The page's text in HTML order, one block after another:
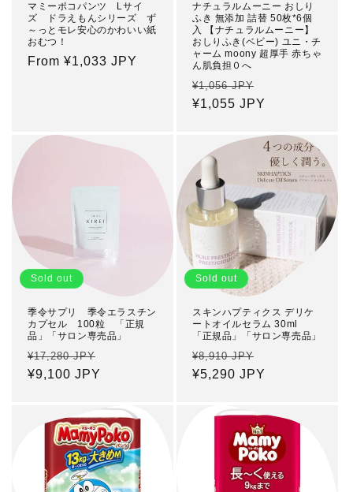
マミーポコパンツ Lサイ
ズ ドラえもんシリーズ ず
～っとモレ安心のかわいい紙
おむつ！
Regular
From ¥1,033 JPY
ナチュラルムーニー おしり
ふき 無添加 詰替 50枚*6個
入 【ナチュラルムーニー】
おしりふき(ベビー) ユニ・チ
ャーム moony 超厚手 赤ちゃ
ん肌負担０へ
Regular
price
¥1,056 JPY
price
¥1,055 JPY
Sold out
季令サプリ 季令エラスチン
カプセル 100粒 「正規
品」「サロン専売品」
Regular
price
¥17,280 JPY
¥9,100 JPY
Sold out
スキンハプティクス デリケ
ートオイルセラム 30ml
「正規品」「サロン専売品」
Regular
price
¥8,910 JPY
price
¥5,290 JPY